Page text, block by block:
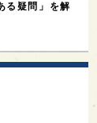
る疑問」を解